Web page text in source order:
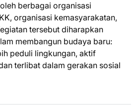
berbagai organisasi
organisasi kemasyarakatan,
tersebut diharapkan
membangun budaya baru:
peduli lingkungan, aktif
terlibat dalam gerakan sosial